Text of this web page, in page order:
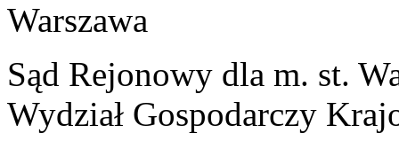
Warszawa
Sąd Rejonowy dla m. st.
Wydział Gospodarczy